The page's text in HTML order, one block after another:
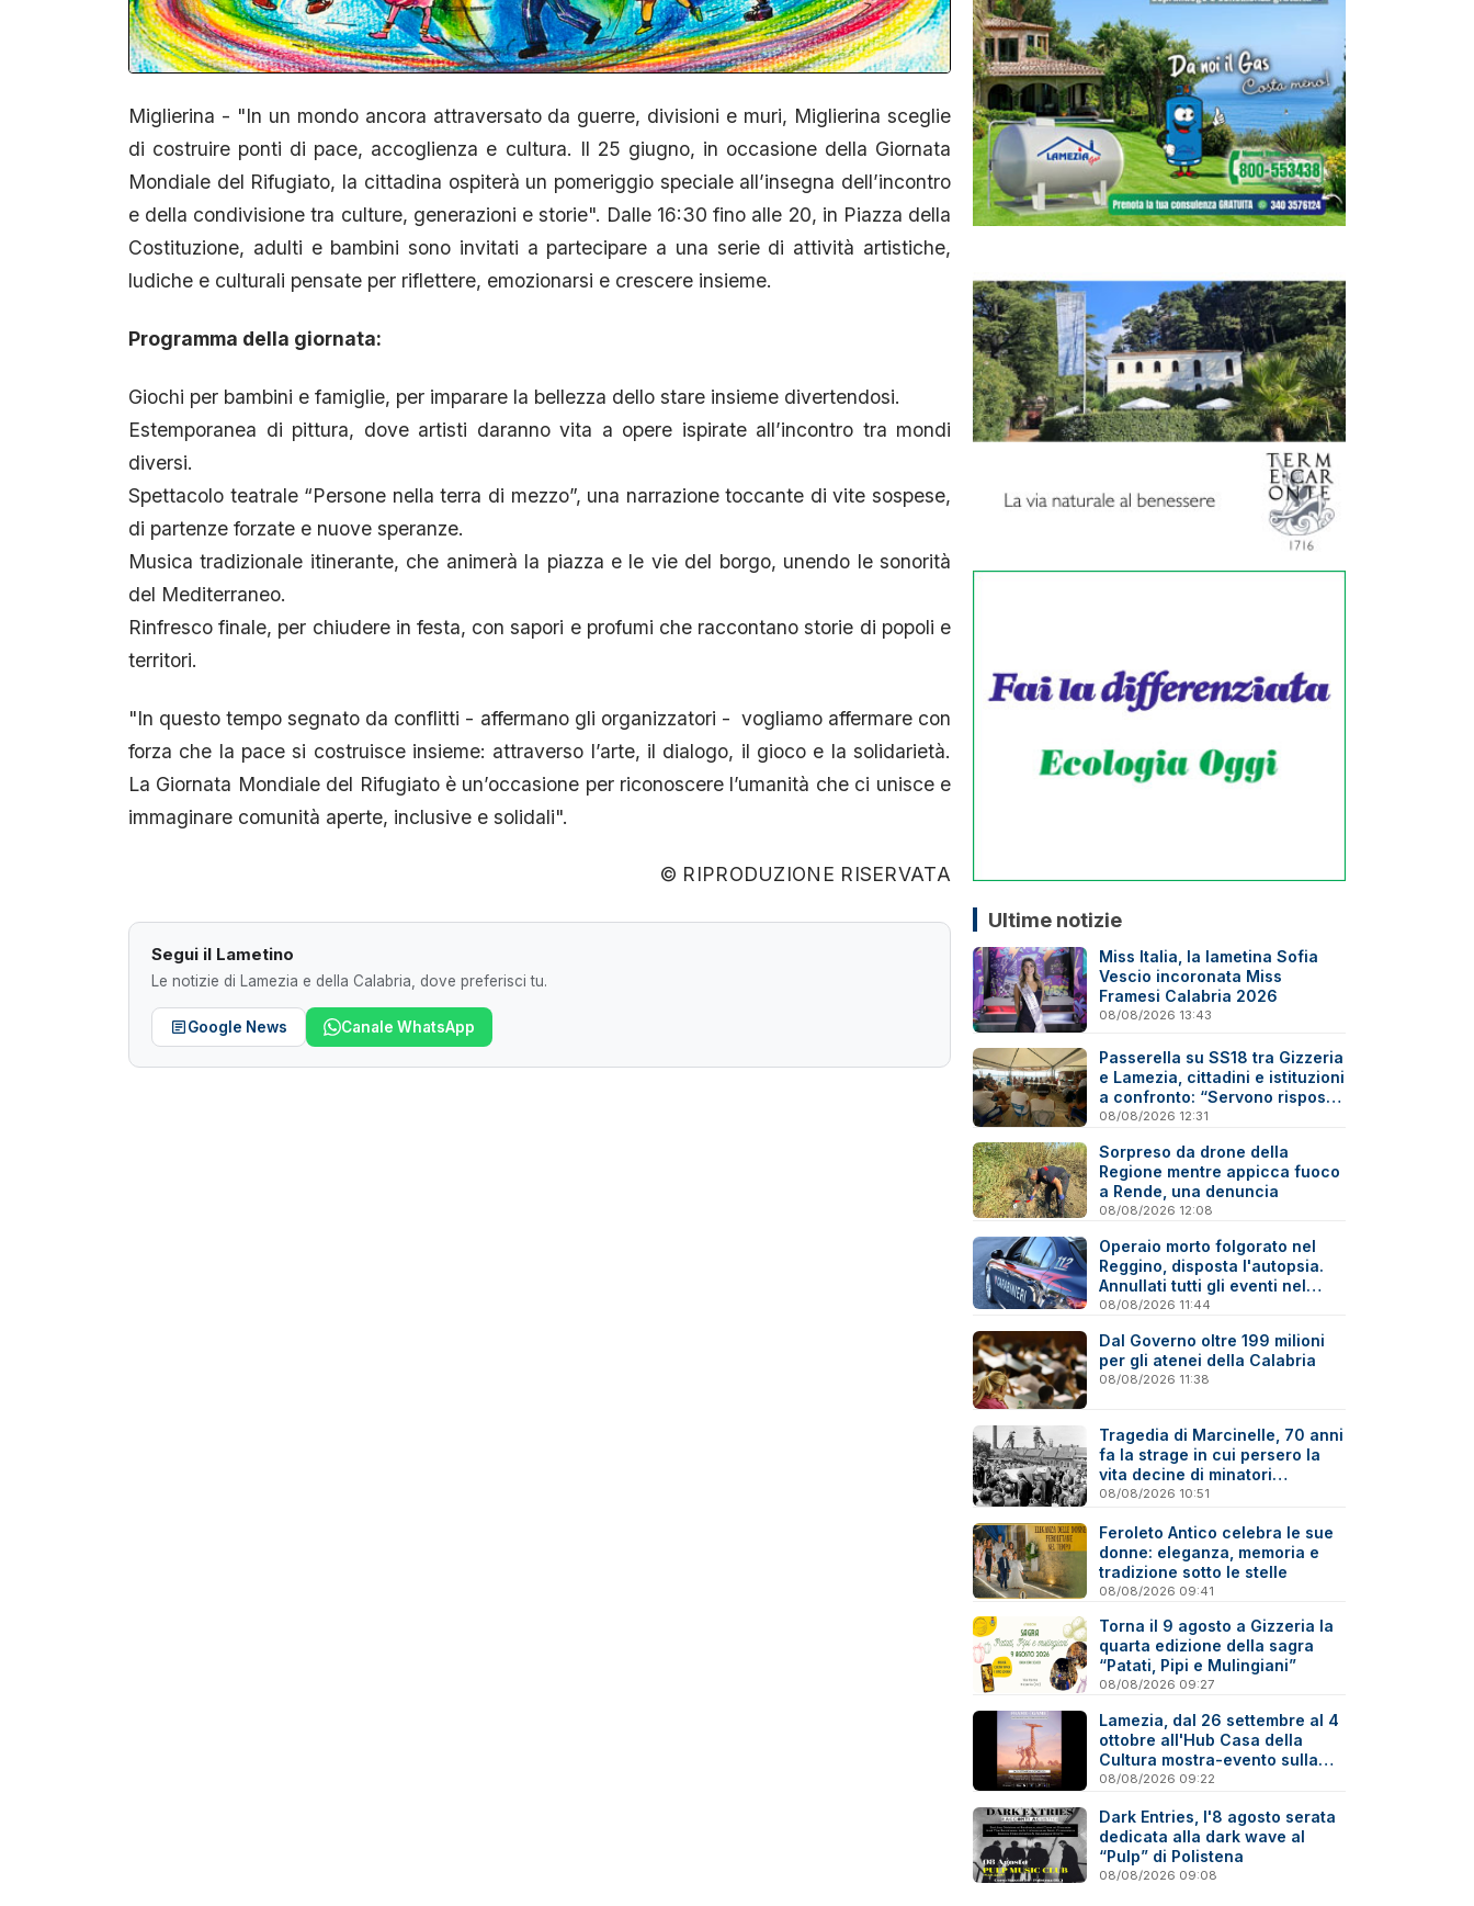
Miglierina - "In un mondo ancora attraversato da guerre, divisioni e muri, Miglierina sceglie
di costruire ponti di pace, accoglienza e cultura. Il 25 giugno, in occasione della Giornata
Mondiale del Rifugiato, la cittadina ospiterà un pomeriggio speciale all’insegna dell’incontro
e della condivisione tra culture, generazioni e storie". Dalle 16:30 fino alle 20, in Piazza della
Costituzione, adulti e bambini sono invitati a partecipare a una serie di attività artistiche,
ludiche e culturali pensate per riflettere, emozionarsi e crescere insieme.
Programma della giornata:
Giochi per bambini e famiglie, per imparare la bellezza dello stare insieme divertendosi.
Estemporanea di pittura, dove artisti daranno vita a opere ispirate all’incontro tra mondi
diversi.
Spettacolo teatrale “Persone nella terra di mezzo”, una narrazione toccante di vite sospese,
di partenze forzate e nuove speranze.
Musica tradizionale itinerante, che animerà la piazza e le vie del borgo, unendo le sonorità
del Mediterraneo.
Rinfresco finale, per chiudere in festa, con sapori e profumi che raccontano storie di popoli e
territori.
"In questo tempo segnato da conflitti - affermano gli organizzatori - vogliamo affermare con
forza che la pace si costruisce insieme: attraverso l’arte, il dialogo, il gioco e la solidarietà.
La Giornata Mondiale del Rifugiato è un’occasione per riconoscere l’umanità che ci unisce e
immaginare comunità aperte, inclusive e solidali".
© RIPRODUZIONE RISERVATA
Segui il Lametino
Le notizie di Lamezia e della Calabria, dove preferisci tu.
Google News Canale WhatsApp
Ultime notizie
Miss Italia, la lametina Sofia
Vescio incoronata Miss
Framesi Calabria 2026
08/08/2026 13:43
Passerella su SS18 tra Gizzeria
e Lamezia, cittadini e istituzioni
a confronto: “Servono risposte
e tempi certi”
08/08/2026 12:31
Sorpreso da drone della
Regione mentre appicca fuoco
a Rende, una denuncia
08/08/2026 12:08
Operaio morto folgorato nel
Reggino, disposta l'autopsia.
Annullati tutti gli eventi nel
paese della tragedia
08/08/2026 11:44
Dal Governo oltre 199 milioni
per gli atenei della Calabria
08/08/2026 11:38
Tragedia di Marcinelle, 70 anni
fa la strage in cui persero la
vita decine di minatori
calabresi
08/08/2026 10:51
Feroleto Antico celebra le sue
donne: eleganza, memoria e
tradizione sotto le stelle
08/08/2026 09:41
Torna il 9 agosto a Gizzeria la
quarta edizione della sagra
“Patati, Pipi e Mulingiani”
08/08/2026 09:27
Lamezia, dal 26 settembre al 4
ottobre all'Hub Casa della
Cultura mostra-evento sulla
Virtual Photography
08/08/2026 09:22
Dark Entries, l'8 agosto serata
dedicata alla dark wave al
“Pulp” di Polistena
08/08/2026 09:08